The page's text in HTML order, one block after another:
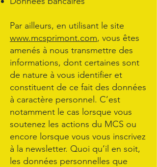
Par ailleurs, en utilisant le site
www.mcsprimont.com, vous êtes
amenés à nous transmettre des
informations, dont certaines sont
de nature à vous identifier et
constituent de ce fait des données
à caractère personnel. C’est
notamment le cas lorsque vous
soutenez les actions du MCS ou
encore lorsque vous vous inscrivez
à la newsletter. Quoi qu’il en soit,
les données personnelles que